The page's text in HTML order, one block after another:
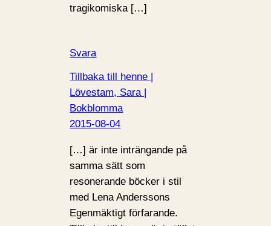
tragikomiska […]
Svara
Tillbaka till henne |
Lövestam, Sara |
Bokblomma
2015-08-04
[…] är inte inträngande på
samma sätt som
resonerande böcker i stil
med Lena Anderssons
Egenmäktigt förfarande.